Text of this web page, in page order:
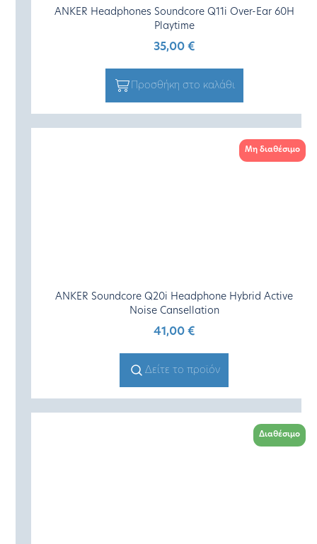
ANKER Headphones Soundcore Q11i Over-Ear 60H
Playtime
35,00 €
Προσθήκη στο καλάθι
Μη διαθέσιμο
ANKER Soundcore Q20i Headphone Hybrid Active
Noise Cansellation
41,00 €
Δείτε το προϊόν
Διαθέσιμο